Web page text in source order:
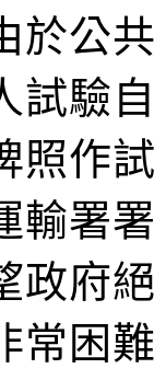
於公
試驗
照作
輸署
政府
常困